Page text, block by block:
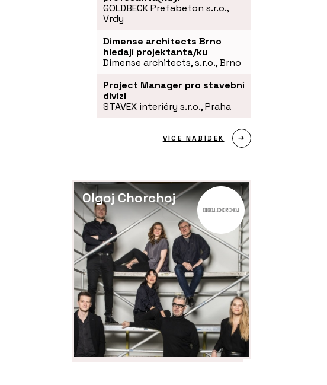
GOLDBECK Prefabeton s.r.o.,
Vrdy
Dimense architects Brno
hledají projektanta/ku
Dimense architects, s.r.o., Brno
Project Manager pro stavební
divizi
STAVEX interiéry s.r.o., Praha
VÍCE NABÍDEK
Olgoj Chorchoj